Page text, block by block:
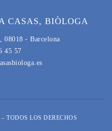
CASAS, BIÒLOGA
08018 - Barcelona
45 57
TODOS LOS DERECHOS